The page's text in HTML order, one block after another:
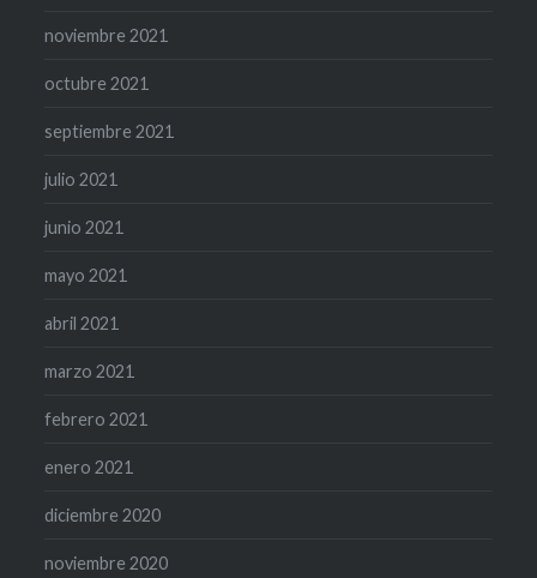
noviembre 2021
octubre 2021
septiembre 2021
julio 2021
junio 2021
mayo 2021
abril 2021
marzo 2021
febrero 2021
enero 2021
diciembre 2020
noviembre 2020